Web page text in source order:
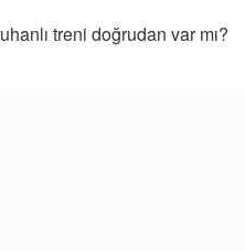
treni doğrudan var mı?